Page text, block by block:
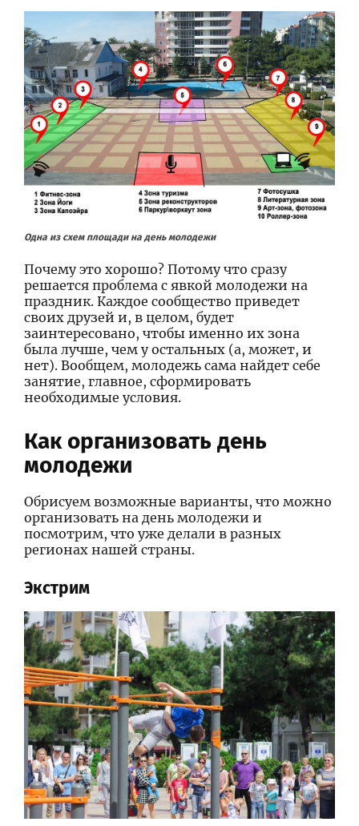
Одна из схем площади на день молодежи
Почему это хорошо? Потому что сразу
решается проблема с явкой молодежи на
праздник. Каждое сообщество приведет
своих друзей и, в целом, будет
заинтересовано, чтобы именно их зона
была лучше, чем у остальных (а, может, и
нет). Вообщем, молодежь сама найдет себе
занятие, главное, сформировать
необходимые условия.
Как организовать день
молодежи
Обрисуем возможные варианты, что можно
организовать на день молодежи и
посмотрим, что уже делали в разных
регионах нашей страны.
Экстрим